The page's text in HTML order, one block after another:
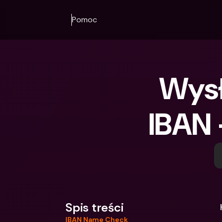
Pomoc
Spis treści
IBAN Name Check